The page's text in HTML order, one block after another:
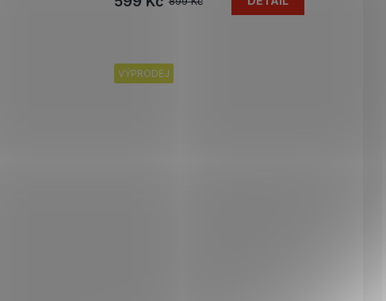
VÝPRODEJ